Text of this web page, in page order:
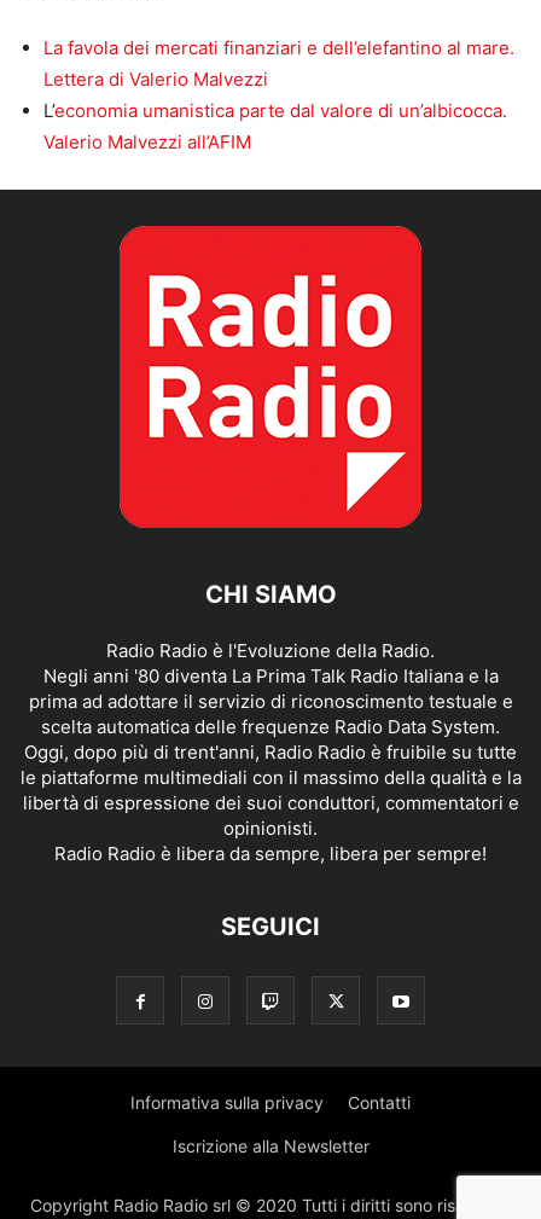
La favola dei mercati finanziari e dell’elefantino al mare.
Lettera di Valerio Malvezzi
L’economia umanistica parte dal valore di un’albicocca.
Valerio Malvezzi all’AFIM
CHI SIAMO
Radio Radio è l'Evoluzione della Radio.
Negli anni '80 diventa La Prima Talk Radio Italiana e la
prima ad adottare il servizio di riconoscimento testuale e
scelta automatica delle frequenze Radio Data System.
Oggi, dopo più di trent'anni, Radio Radio è fruibile su tutte
le piattaforme multimediali con il massimo della qualità e la
libertà di espressione dei suoi conduttori, commentatori e
opinionisti.
Radio Radio è libera da sempre, libera per sempre!
SEGUICI
Informativa sulla privacy Contatti
Iscrizione alla Newsletter
Copyright Radio Radio srl © 2020 Tutti i diritti sono riservati |